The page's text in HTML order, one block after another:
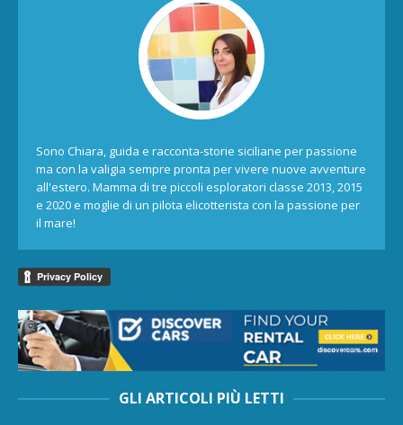
Sono Chiara, guida e racconta-storie siciliane per passione
ma con la valigia sempre pronta per vivere nuove avventure
all'estero. Mamma di tre piccoli esploratori classe 2013, 2015
e 2020 e moglie di un pilota elicotterista con la passione per
il mare!
GLI ARTICOLI PIÙ LETTI